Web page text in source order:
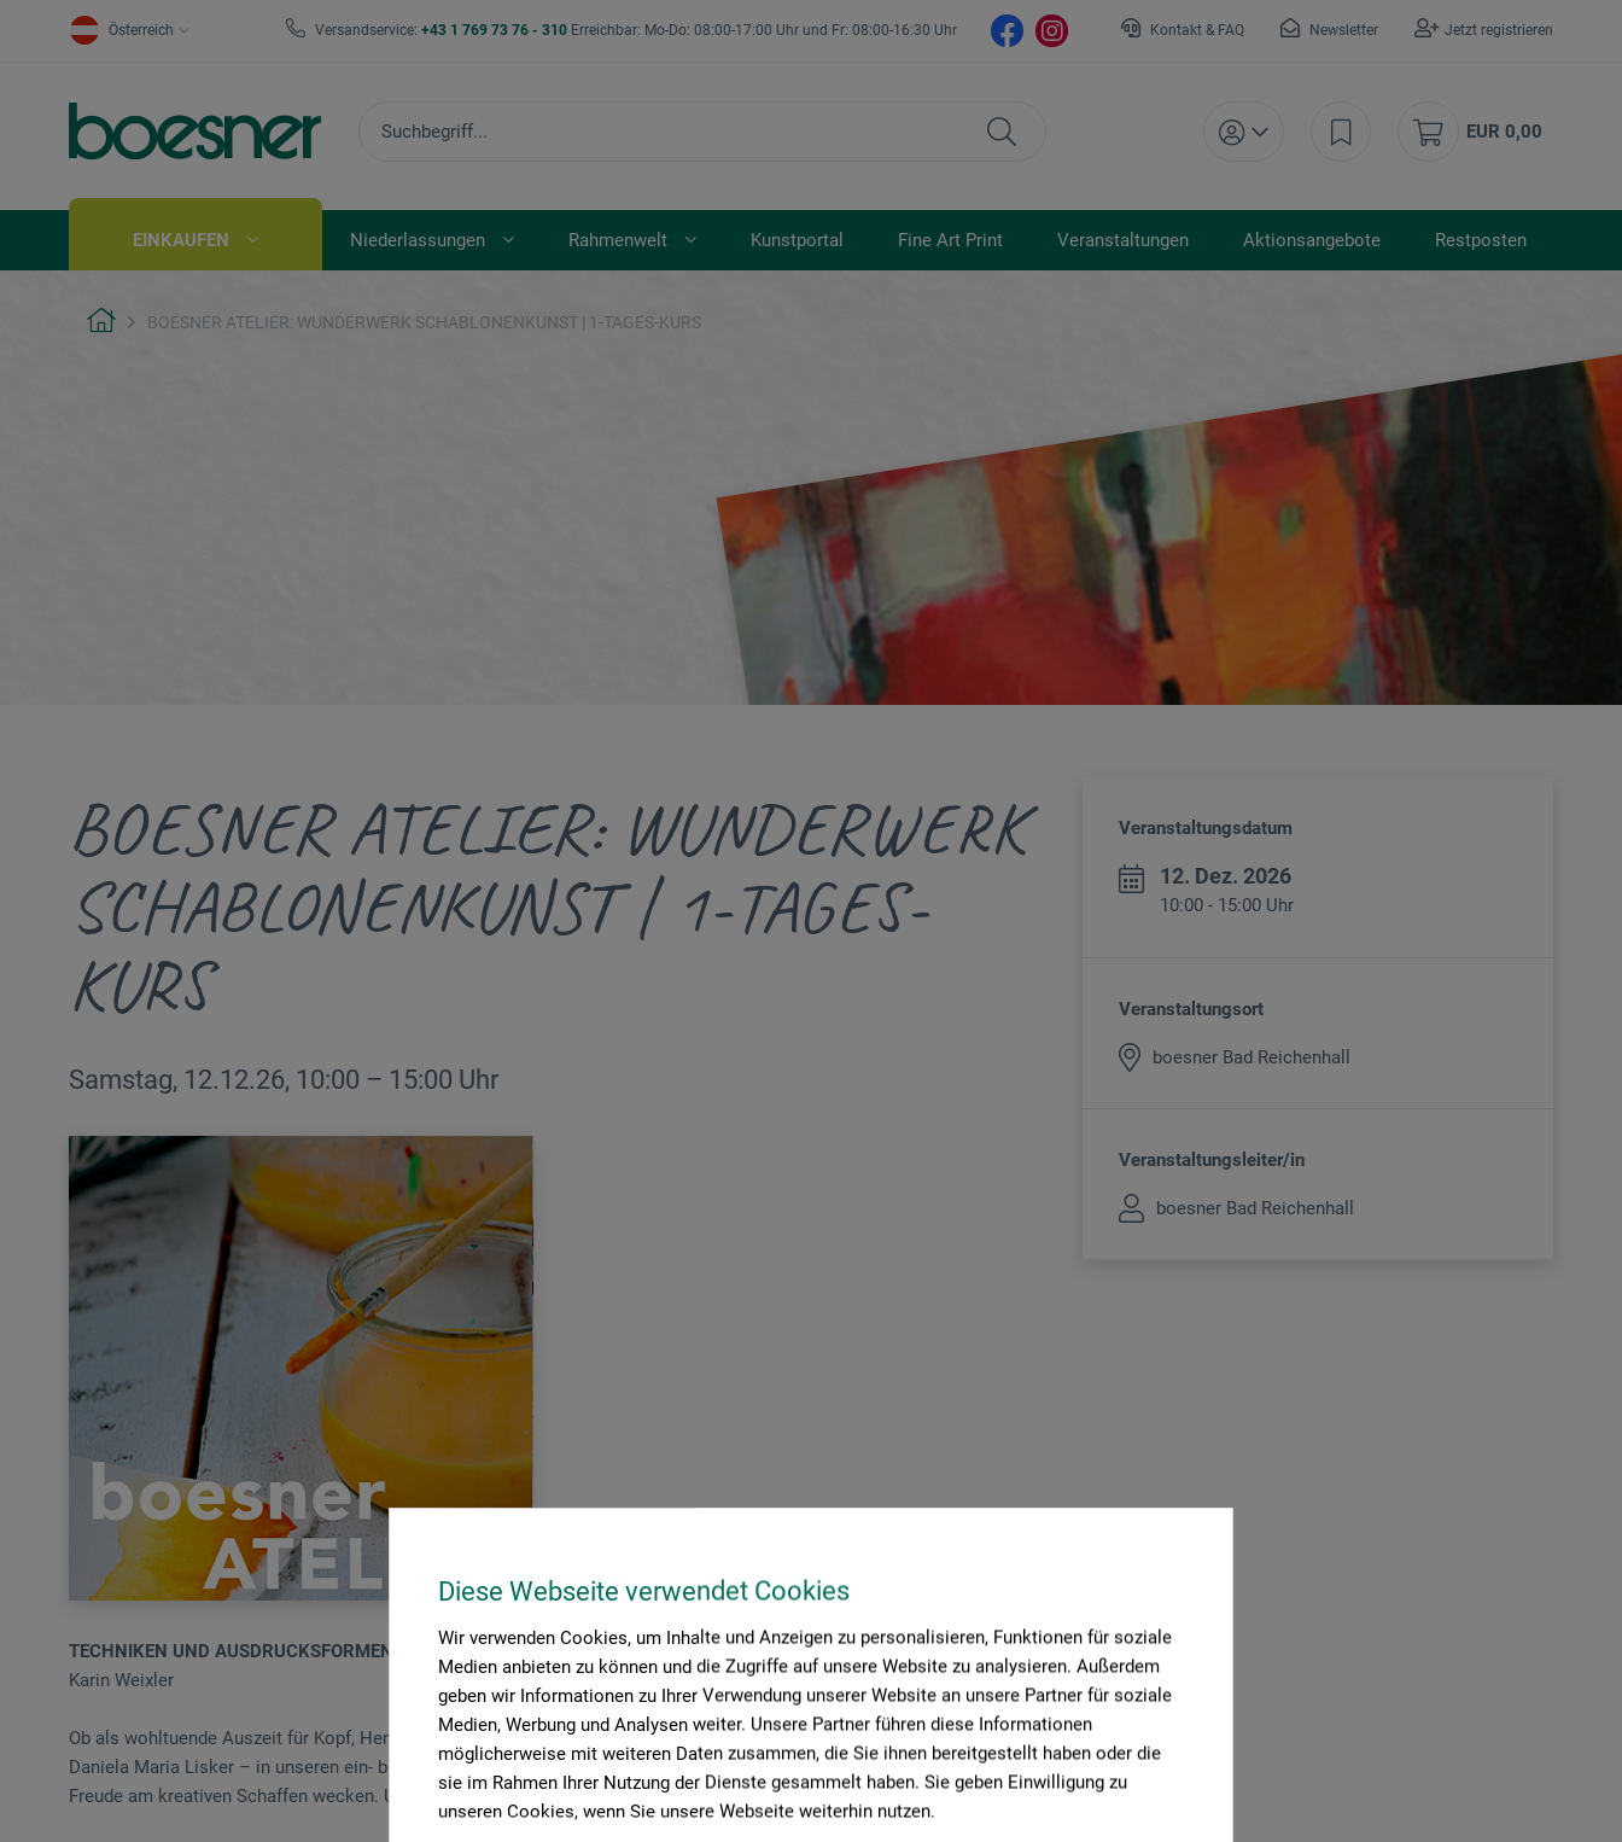
Diese Webseite verwendet Cookies
Wir verwenden Cookies, um Inhalte und Anzeigen zu personalisieren, Funktionen für soziale
Medien anbieten zu können und die Zugriffe auf unsere Website zu analysieren. Außerdem
geben wir Informationen zu Ihrer Verwendung unserer Website an unsere Partner für soziale
Medien, Werbung und Analysen weiter. Unsere Partner führen diese Informationen
möglicherweise mit weiteren Daten zusammen, die Sie ihnen bereitgestellt haben oder die
sie im Rahmen Ihrer Nutzung der Dienste gesammelt haben. Sie geben Einwilligung zu
unseren Cookies, wenn Sie unsere Webseite weiterhin nutzen.
Österreich Versandservice: +43 1 769 73 76 - 310 Erreichbar: Mo-Do: 08:00-17:00 Uhr und Fr: 08:00-16:30 Uhr Kontakt & FAQ Newsletter Jetzt registrieren
EUR 0,00
EINKAUFEN Niederlassungen Rahmenwelt Kunstportal Fine Art Print Veranstaltungen Aktionsangebote Restposten
BOESNER ATELIER: WUNDERWERK SCHABLONENKUNST | 1-TAGES-KURS
BOESNER ATELIER: WUNDERWERK
SCHABLONENKUNST | 1-TAGES-
KURS
Samstag, 12.12.26, 10:00 – 15:00 Uhr
TECHNIKEN UND AUSDRUCKSFORMEN DER KUNST
Karin Weixler
Ob als wohltuende Auszeit für Kopf, Herz und Seele bei Karin Weixler oder beim inspirierenden „Kunst & Kaffee“ mit
Daniela Maria Lisker – in unseren ein- bis dreitägigen Kursen vermitteln wir vielfältige Mal- und Gestaltungsmethoden, die
Freude am kreativen Schaffen wecken. Unsere Kurse richten sich an Einsteiger.
Veranstaltungsdatum
12. Dez. 2026
10:00 - 15:00 Uhr
Veranstaltungsort
boesner Bad Reichenhall
Veranstaltungsleiter/in
boesner Bad Reichenhall